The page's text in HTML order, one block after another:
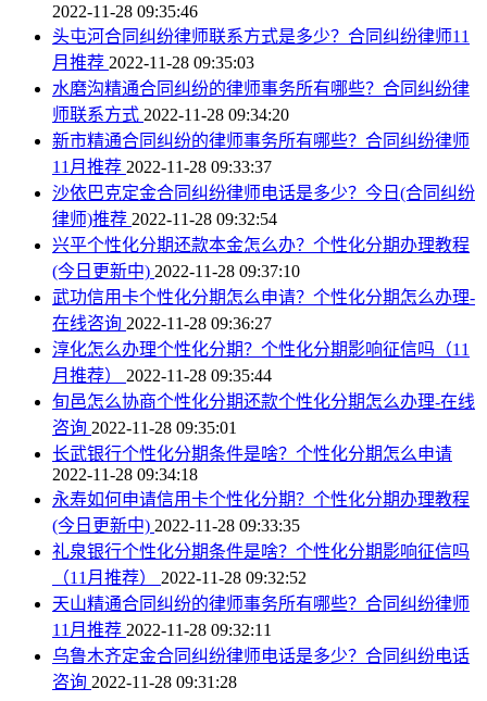
2022-11-28 09:35:46
头屯河合同纠纷律师联系方式是多少？合同纠纷律师11
月推荐 2022-11-28 09:35:03
水磨沟精通合同纠纷的律师事务所有哪些？合同纠纷律
师联系方式 2022-11-28 09:34:20
新市精通合同纠纷的律师事务所有哪些？合同纠纷律师
11月推荐 2022-11-28 09:33:37
沙依巴克定金合同纠纷律师电话是多少？今日(合同纠纷
律师)推荐 2022-11-28 09:32:54
兴平个性化分期还款本金怎么办？个性化分期办理教程
(今日更新中) 2022-11-28 09:37:10
武功信用卡个性化分期怎么申请？个性化分期怎么办理-
在线咨询 2022-11-28 09:36:27
淳化怎么办理个性化分期？个性化分期影响征信吗（11
月推荐） 2022-11-28 09:35:44
旬邑怎么协商个性化分期还款个性化分期怎么办理-在线
咨询 2022-11-28 09:35:01
长武银行个性化分期条件是啥？个性化分期怎么申请
2022-11-28 09:34:18
永寿如何申请信用卡个性化分期？个性化分期办理教程
(今日更新中) 2022-11-28 09:33:35
礼泉银行个性化分期条件是啥？个性化分期影响征信吗
（11月推荐） 2022-11-28 09:32:52
天山精通合同纠纷的律师事务所有哪些？合同纠纷律师
11月推荐 2022-11-28 09:32:11
乌鲁木齐定金合同纠纷律师电话是多少？合同纠纷电话
咨询 2022-11-28 09:31:28